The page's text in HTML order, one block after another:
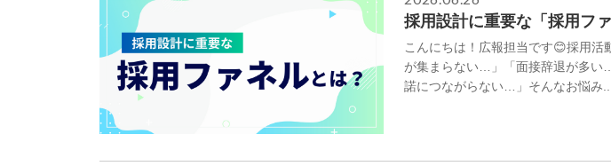
採用設計に重要な「採用フ
こんにちは！広報担当です😊採用活
が集まらない…」「面接辞退が多い
諾につながらない…」そんなお悩み...